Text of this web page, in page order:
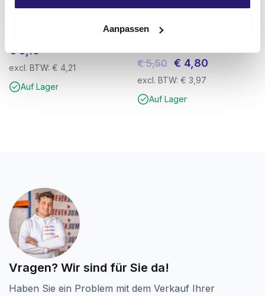
Aanpassen
€5,10
excl. BTW: € 4,21
Auf Lager
Dichtungsmasse G70 weiß
€5,50 Ursprünglicher
Preis
war:
€ 4,80
excl. BTW:€ 3,97
Auf Lager
Vragen? Wir sind für Sie da!
Haben Sie ein Problem mit dem Verkauf Ihrer